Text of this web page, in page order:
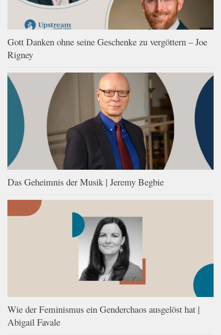
Gott Danken ohne seine Geschenke zu vergöttern – Joe
Rigney
Das Geheimnis der Musik | Jeremy Begbie
Wie der Feminismus ein Genderchaos ausgelöst hat |
Abigail Favale